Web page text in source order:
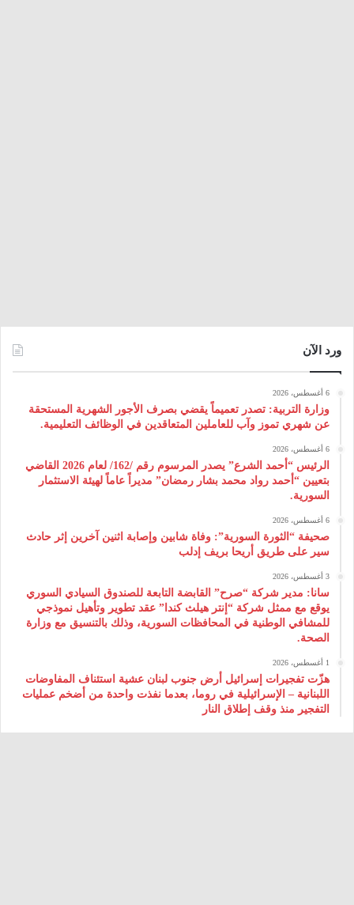
ورد الآن
6 أغسطس، 2026
وزارة التربية: تصدر تعميماً يقضي بصرف الأجور الشهرية المستحقة
عن شهري تموز وآب للعاملين المتعاقدين في الوظائف التعليمية.
6 أغسطس، 2026
الرئيس “أحمد الشرع” يصدر المرسوم رقم /162/ لعام 2026 ‌القاضي
بتعيين “أحمد رواد محمد بشار رمضان” مديراً عاماً لهيئة ‌الاستثمار
السورية.
6 أغسطس، 2026
صحيفة “الثورة السورية”: وفاة شابين وإصابة اثنين آخرين إثر حادث
سير على طريق أريحا بريف إدلب
3 أغسطس، 2026
سانا: مدير شركة “صرح” القابضة التابعة للصندوق السيادي السوري
يوقع مع ممثل شركة “إنتر هيلث كندا” عقد تطوير وتأهيل نموذجي
للمشافي الوطنية في المحافظات السورية، وذلك بالتنسيق مع وزارة
الصحة.
1 أغسطس، 2026
هزّت تفجيرات إسرائيل أرض جنوب لبنان عشية استئناف المفاوضات
اللبنانية – الإسرائيلية في روما، بعدما نفذت واحدة من أضخم عمليات
التفجير منذ وقف إطلاق النار